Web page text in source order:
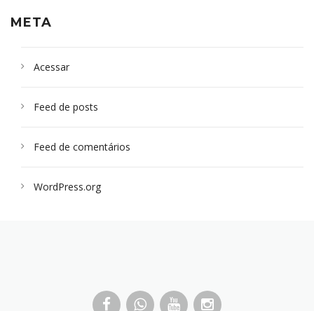
META
Acessar
Feed de posts
Feed de comentários
WordPress.org